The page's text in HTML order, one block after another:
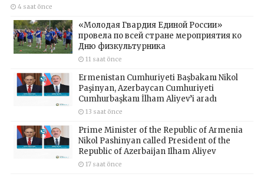
4 saat önce
«Молодая Гвардия Единой России»
провела по всей стране мероприятия ко
Дню физкультурника
11 saat önce
Ermenistan Cumhuriyeti Başbakanı Nikol
Paşinyan, Azerbaycan Cumhuriyeti
Cumhurbaşkanı İlham Aliyev’i aradı
13 saat önce
Prime Minister of the Republic of Armenia
Nikol Pashinyan called President of the
Republic of Azerbaijan Ilham Aliyev
17 saat önce